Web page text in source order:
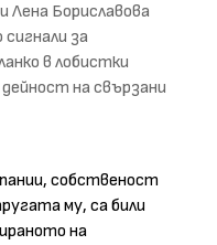
Лена Бориславова
за
в лобистки
на свързани
собственост
му, са били
на